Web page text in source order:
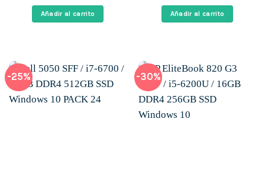
original
era:
actual
es:
Añadir al carrito
original
era:
actual
es:
Añadir al carrito
-25% -30%